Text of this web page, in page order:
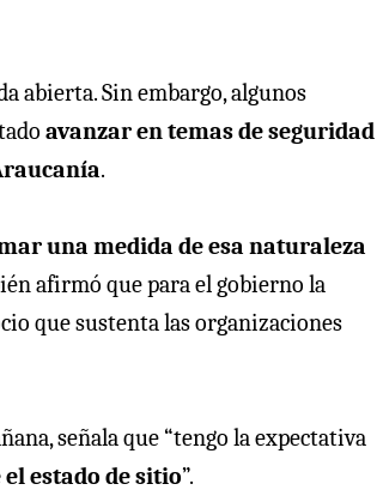
abierta. Sin embargo, algunos
avanzar en temas de seguridad
.
una medida de esa naturaleza
afirmó que para el gobierno la
que sustenta las organizaciones
señala que “tengo la expectativa
estado de sitio”.